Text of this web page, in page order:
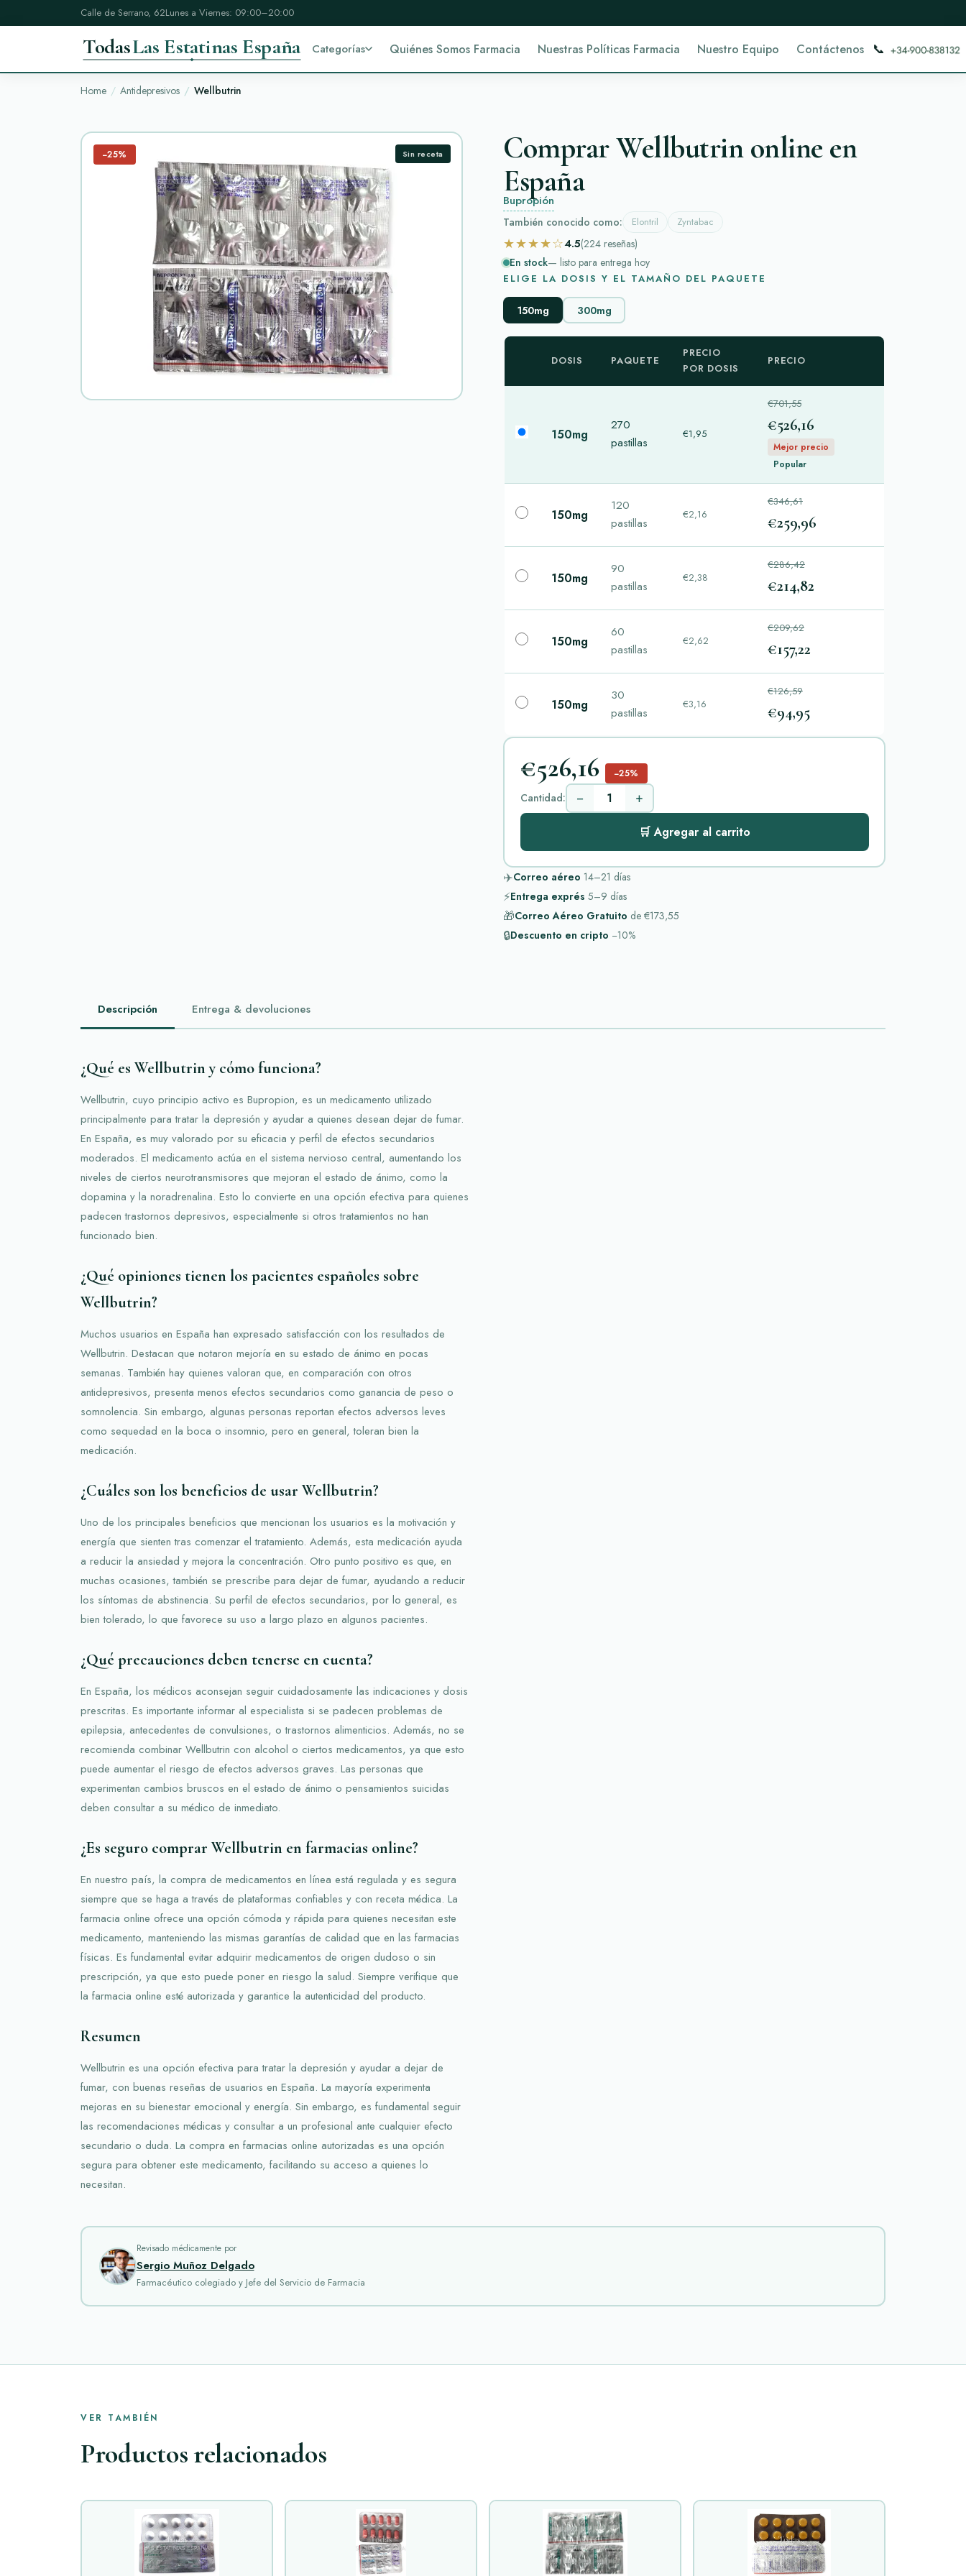
Calle de Serrano, 62Lunes a Viernes: 09:00–20:00
TodasLas Estatinas España Categorías Quiénes Somos Farmacia Nuestras Políticas Farmacia Nuestro Equipo Contáctenos 📞
Home Antidepresivos Wellbutrin
−25% Sin receta
Comprar Wellbutrin online en
España
Bupropión
También conocido como: Elontril Zyntabac
★★★★☆4.5(224 reseñas)
En stock— listo para entrega hoy
ELIGE LA DOSIS Y EL TAMAÑO DEL PAQUETE
150mg 300mg
DOSIS PAQUETE
PRECIO
POR DOSIS
PRECIO
150mg
270
pastillas
€1,95
€701,55
€526,16
Mejor precio
Popular
150mg
120
pastillas
€2,16
€346,61
€259,96
150mg
90
pastillas
€2,38
€286,42
€214,82
150mg
60
pastillas
€2,62
€209,62
€157,22
150mg
30
pastillas
€3,16
€126,59
€94,95
€526,16 −25%
Cantidad: − +
🛒 Agregar al carrito
✈️Correo aéreo 14–21 días
⚡Entrega exprés 5–9 días
🎁Correo Aéreo Gratuito de €173,55
🔒Descuento en cripto −10%
Descripción Entrega & devoluciones
¿Qué es Wellbutrin y cómo funciona?
Wellbutrin, cuyo principio activo es Bupropion, es un medicamento utilizado
principalmente para tratar la depresión y ayudar a quienes desean dejar de fumar.
En España, es muy valorado por su eficacia y perfil de efectos secundarios
moderados. El medicamento actúa en el sistema nervioso central, aumentando los
niveles de ciertos neurotransmisores que mejoran el estado de ánimo, como la
dopamina y la noradrenalina. Esto lo convierte en una opción efectiva para quienes
padecen trastornos depresivos, especialmente si otros tratamientos no han
funcionado bien.
¿Qué opiniones tienen los pacientes españoles sobre
Wellbutrin?
Muchos usuarios en España han expresado satisfacción con los resultados de
Wellbutrin. Destacan que notaron mejoría en su estado de ánimo en pocas
semanas. También hay quienes valoran que, en comparación con otros
antidepresivos, presenta menos efectos secundarios como ganancia de peso o
somnolencia. Sin embargo, algunas personas reportan efectos adversos leves
como sequedad en la boca o insomnio, pero en general, toleran bien la
medicación.
¿Cuáles son los beneficios de usar Wellbutrin?
Uno de los principales beneficios que mencionan los usuarios es la motivación y
energía que sienten tras comenzar el tratamiento. Además, esta medicación ayuda
a reducir la ansiedad y mejora la concentración. Otro punto positivo es que, en
muchas ocasiones, también se prescribe para dejar de fumar, ayudando a reducir
los síntomas de abstinencia. Su perfil de efectos secundarios, por lo general, es
bien tolerado, lo que favorece su uso a largo plazo en algunos pacientes.
¿Qué precauciones deben tenerse en cuenta?
En España, los médicos aconsejan seguir cuidadosamente las indicaciones y dosis
prescritas. Es importante informar al especialista si se padecen problemas de
epilepsia, antecedentes de convulsiones, o trastornos alimenticios. Además, no se
recomienda combinar Wellbutrin con alcohol o ciertos medicamentos, ya que esto
puede aumentar el riesgo de efectos adversos graves. Las personas que
experimentan cambios bruscos en el estado de ánimo o pensamientos suicidas
deben consultar a su médico de inmediato.
¿Es seguro comprar Wellbutrin en farmacias online?
En nuestro país, la compra de medicamentos en línea está regulada y es segura
siempre que se haga a través de plataformas confiables y con receta médica. La
farmacia online ofrece una opción cómoda y rápida para quienes necesitan este
medicamento, manteniendo las mismas garantías de calidad que en las farmacias
físicas. Es fundamental evitar adquirir medicamentos de origen dudoso o sin
prescripción, ya que esto puede poner en riesgo la salud. Siempre verifique que
la farmacia online esté autorizada y garantice la autenticidad del producto.
Resumen
Wellbutrin es una opción efectiva para tratar la depresión y ayudar a dejar de
fumar, con buenas reseñas de usuarios en España. La mayoría experimenta
mejoras en su bienestar emocional y energía. Sin embargo, es fundamental seguir
las recomendaciones médicas y consultar a un profesional ante cualquier efecto
secundario o duda. La compra en farmacias online autorizadas es una opción
segura para obtener este medicamento, facilitando su acceso a quienes lo
necesitan.
Revisado médicamente por
Sergio Muñoz Delgado
Farmacéutico colegiado y Jefe del Servicio de Farmacia
VER TAMBIÉN
Productos relacionados